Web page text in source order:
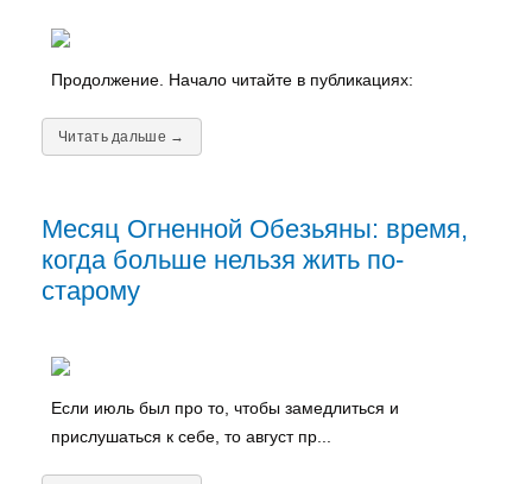
Продолжение. Начало читайте в публикациях:
Читать дальше →
Месяц Огненной Обезьяны: время,
когда больше нельзя жить по-
старому
Если июль был про то, чтобы замедлиться и
прислушаться к себе, то август пр...